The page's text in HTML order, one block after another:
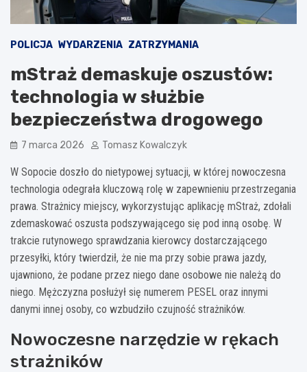
POLICJA WYDARZENIA ZATRZYMANIA
mStraż demaskuje oszustów:
technologia w służbie
bezpieczeństwa drogowego
7 marca 2026 Tomasz Kowalczyk
W Sopocie doszło do nietypowej sytuacji, w której nowoczesna
technologia odegrała kluczową rolę w zapewnieniu przestrzegania
prawa. Strażnicy miejscy, wykorzystując aplikację mStraż, zdołali
zdemaskować oszusta podszywającego się pod inną osobę. W
trakcie rutynowego sprawdzania kierowcy dostarczającego
przesyłki, który twierdził, że nie ma przy sobie prawa jazdy,
ujawniono, że podane przez niego dane osobowe nie należą do
niego. Mężczyzna posłużył się numerem PESEL oraz innymi
danymi innej osoby, co wzbudziło czujność strażników.
Nowoczesne narzędzie w rękach
strażników